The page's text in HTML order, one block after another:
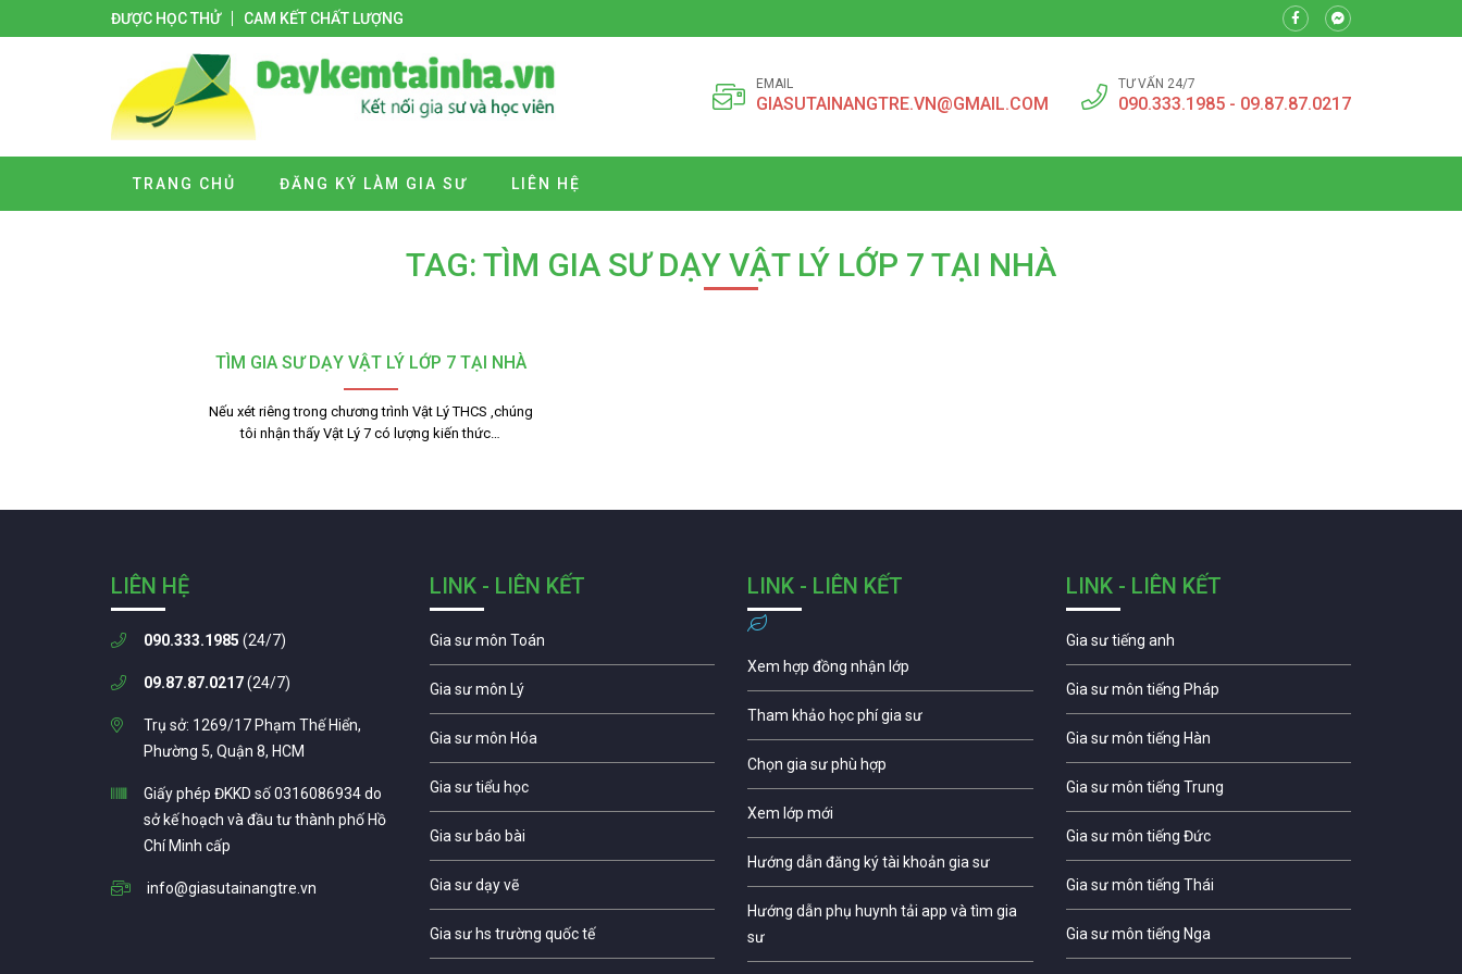
ĐƯỢC HỌC THỬ CAM KẾT CHẤT LƯỢNG
EMAIL
GIASUTAINANGTRE.VN@GMAIL.COM
TƯ VẤN 24/7
090.333.1985 - 09.87.87.0217
TRANG CHỦ ĐĂNG KÝ LÀM GIA SƯ LIÊN HỆ
TAG: TÌM GIA SƯ DẠY VẬT LÝ LỚP 7 TẠI NHÀ
TÌM GIA SƯ DẠY VẬT LÝ LỚP 7 TẠI NHÀ
Nếu xét riêng trong chương trình Vật Lý THCS ,chúng
tôi nhận thấy Vật Lý 7 có lượng kiến thức…
LIÊN HỆ
090.333.1985 (24/7)
09.87.87.0217(24/7)
Trụ sở: 1269/17 Phạm Thế Hiển,
Phường 5, Quận 8, HCM
Giấy phép ĐKKD số 0316086934 do
sở kế hoạch và đầu tư thành phố Hồ
Chí Minh cấp
info@giasutainangtre.vn
LINK - LIÊN KẾT
Gia sư môn Toán
Gia sư môn Lý
Gia sư môn Hóa
Gia sư tiểu học
Gia sư báo bài
Gia sư dạy vẽ
Gia sư hs trường quốc tế
LINK - LIÊN KẾT
Xem hợp đồng nhận lớp
Tham khảo học phí gia sư
Chọn gia sư phù hợp
Xem lớp mới
Hướng dẫn đăng ký tài khoản gia sư
Hướng dẫn phụ huynh tải app và tìm gia
sư
LINK - LIÊN KẾT
Gia sư tiếng anh
Gia sư môn tiếng Pháp
Gia sư môn tiếng Hàn
Gia sư môn tiếng Trung
Gia sư môn tiếng Đức
Gia sư môn tiếng Thái
Gia sư môn tiếng Nga